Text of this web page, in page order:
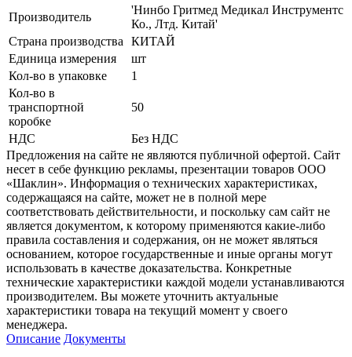
Производитель
'Нинбо Гритмед Медикал Инструментс
Ко., Лтд. Китай'
Страна производства
КИТАЙ
Единица измерения
шт
Кол-во в упаковке
1
Кол-во в
транспортной
коробке
50
НДС
Без НДС
Предложения на сайте не являются публичной офертой. Сайт
несет в себе функцию рекламы, презентации товаров ООО
«Шаклин». Информация о технических характеристиках,
содержащаяся на сайте, может не в полной мере
соответствовать действительности, и поскольку сам сайт не
является документом, к которому применяются какие-либо
правила составления и содержания, он не может являться
основанием, которое государственные и иные органы могут
использовать в качестве доказательства. Конкретные
технические характеристики каждой модели устанавливаются
производителем. Вы можете уточнить актуальные
характеристики товара на текущий момент у своего
менеджера.
Описание Документы